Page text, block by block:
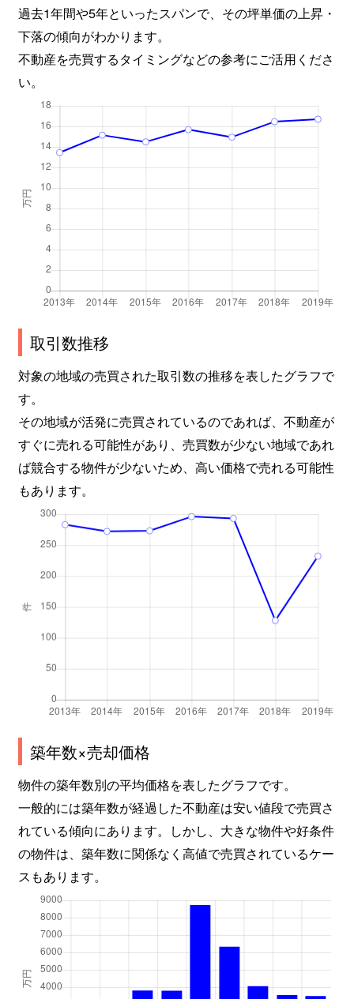
過去1年間や5年といったスパンで、その坪単価の上昇・
下落の傾向がわかります。
不動産を売買するタイミングなどの参考にご活用くださ
い。
取引数推移
対象の地域の売買された取引数の推移を表したグラフで
す。
その地域が活発に売買されているのであれば、不動産が
すぐに売れる可能性があり、売買数が少ない地域であれ
ば競合する物件が少ないため、高い価格で売れる可能性
もあります。
築年数×売却価格
物件の築年数別の平均価格を表したグラフです。
一般的には築年数が経過した不動産は安い値段で売買さ
れている傾向にあります。しかし、大きな物件や好条件
の物件は、築年数に関係なく高値で売買されているケー
スもあります。